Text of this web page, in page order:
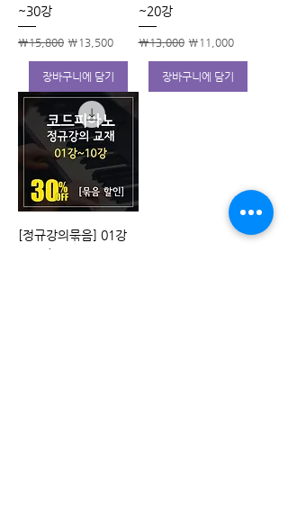
~30강
일반가
₩15,800 할인가
₩13,500
장바구니에 담기
~20강
일반가
₩13,000 할인가
₩11,000
장바구니에 담기
[정규강의묶음] 01강
~10강